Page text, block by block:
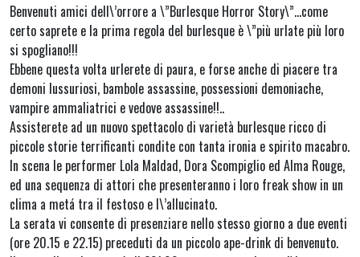
Benvenuti amici dell\’orrore a \”Burlesque Horror Story\”…come
certo saprete e la prima regola del burlesque è \”più urlate più loro
si spogliano!!!
Ebbene questa volta urlerete di paura, e forse anche di piacere tra
demoni lussuriosi, bambole assassine, possessioni demoniache,
vampire ammaliatrici e vedove assassine!!..
Assisterete ad un nuovo spettacolo di varietà burlesque ricco di
piccole storie terrificanti condite con tanta ironia e spirito macabro.
In scena le performer Lola Maldad, Dora Scompiglio ed Alma Rouge,
ed una sequenza di attori che presenteranno i loro freak show in un
clima a metá tra il festoso e l\’allucinato.
La serata vi consente di presenziare nello stesso giorno a due eventi
(ore 20.15 e 22.15) preceduti da un piccolo ape-drink di benvenuto.